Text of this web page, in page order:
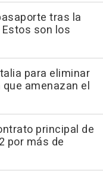
tras la
son los
para eliminar
amenazan el
principal de
por más de